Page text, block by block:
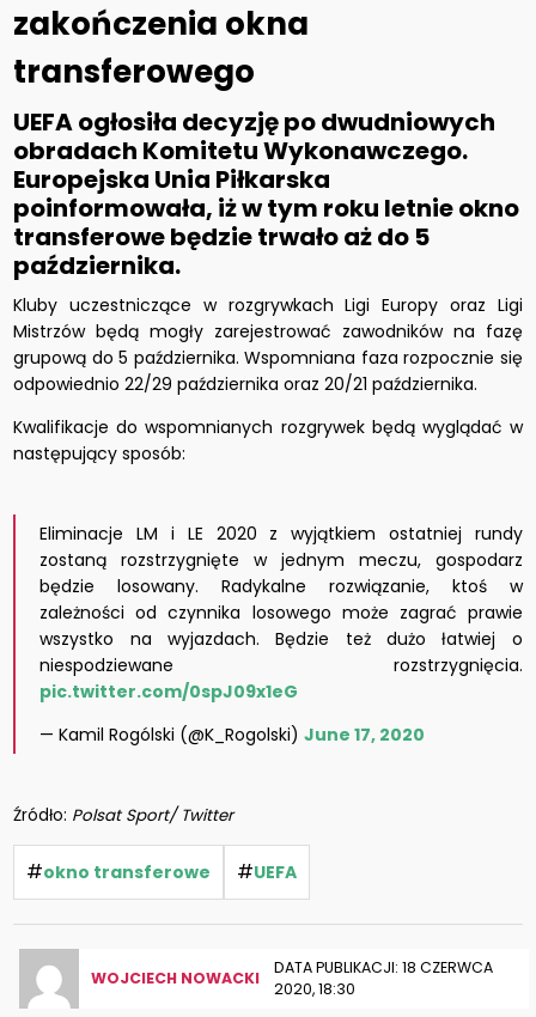
zakończenia okna
transferowego
UEFA ogłosiła decyzję po dwudniowych
obradach Komitetu Wykonawczego.
Europejska Unia Piłkarska
poinformowała, iż w tym roku letnie okno
transferowe będzie trwało aż do 5
października.
Kluby uczestniczące w rozgrywkach Ligi Europy oraz Ligi
Mistrzów będą mogły zarejestrować zawodników na fazę
grupową do 5 października. Wspomniana faza rozpocznie się
odpowiednio 22/29 października oraz 20/21 października.
Kwalifikacje do wspomnianych rozgrywek będą wyglądać w
następujący sposób:
Eliminacje LM i LE 2020 z wyjątkiem ostatniej rundy
zostaną rozstrzygnięte w jednym meczu, gospodarz
będzie losowany. Radykalne rozwiązanie, ktoś w
zależności od czynnika losowego może zagrać prawie
wszystko na wyjazdach. Będzie też dużo łatwiej o
niespodziewane rozstrzygnięcia.
pic.twitter.com/0spJ09x1eG
— Kamil Rogólski (@K_Rogolski)June 17, 2020
Źródło: Polsat Sport/ Twitter
#okno transferowe #UEFA
WOJCIECH NOWACKI
DATA PUBLIKACJI: 18 CZERWCA
2020, 18:30